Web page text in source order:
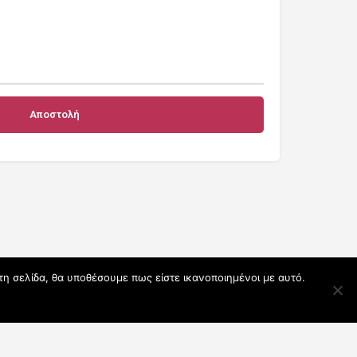
σελίδα, θα υποθέσουμε πως είστε ικανοποιημένοι με αυτό.